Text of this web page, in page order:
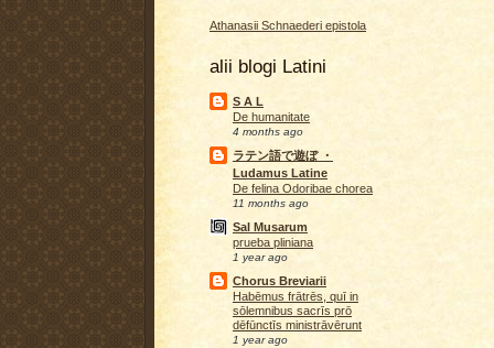
Athanasii Schnaederi epistola
alii blogi Latini
S A L
De humanitate
4 months ago
ラテン語で遊ぼ ・
Ludamus Latine
De felina Odoribae chorea
11 months ago
Sal Musarum
prueba pliniana
1 year ago
Chorus Breviarii
Habēmus frātrēs, quī in
sōlemnibus sacrīs prō
dēfūnctīs ministrāvērunt
1 year ago